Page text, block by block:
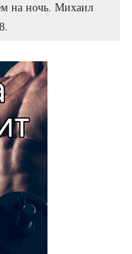
на ночь. Михаил